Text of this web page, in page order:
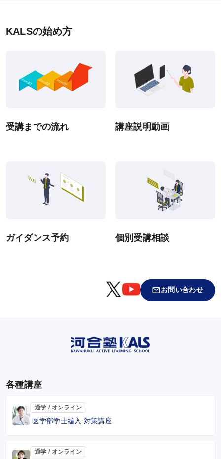
資料請求
WEBサイトご利用環境
テストバンク・テストエンジン推奨環境
特定商取引法に基づく表示
教材等転売に関する禁止のお願い
KALSの始め方
受講までの流れ 講座説明動画
ガイダンス予約 個別受講相談
お問い合わせ
各種講座
通学 / オンライン
医学部学士編入 対策講座
通学 / オンライン